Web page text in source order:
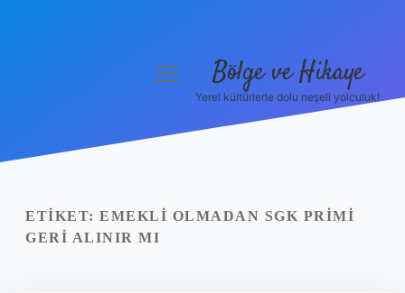
Yasal Uyarı
menüyü
Bölge ve Hikaye
Yerel kültürlerle dolu neşeli yolculuk!
ETIKET: EMEKLI OLMADAN SGK PRIMI
GERI ALINIR MI